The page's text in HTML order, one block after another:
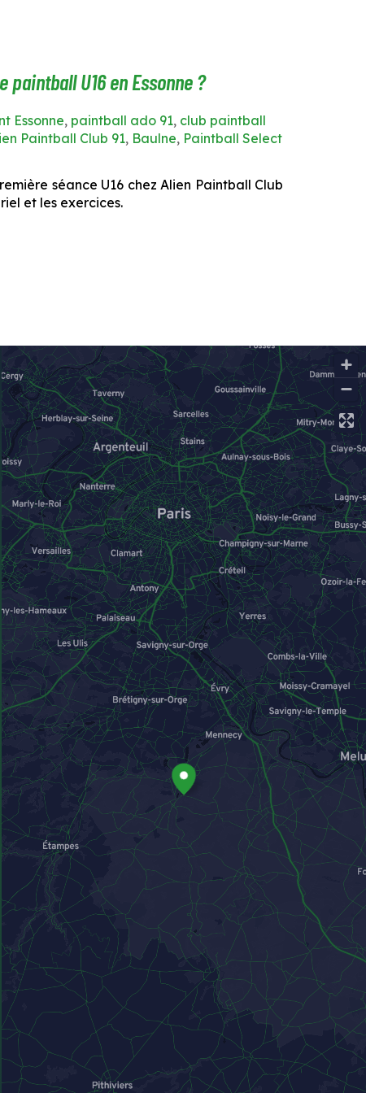
U16 en Essonne ?
Essonne, paintball ado 91, club paintball
Paintball Club 91, Baulne, Paintball Select
séance U16 chez Alien Paintball Club
et les exercices.